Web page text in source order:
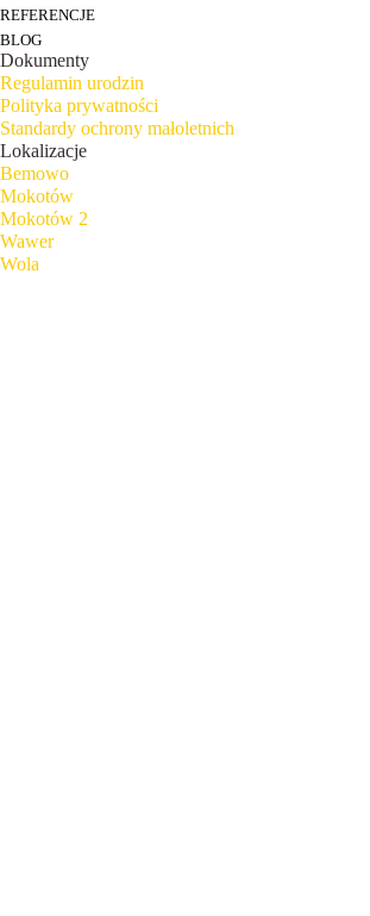
REFERENCJE
BLOG
Dokumenty
Regulamin urodzin
Polityka prywatności
Standardy ochrony małoletnich
Lokalizacje
Bemowo
Mokotów
Mokotów 2
Wawer
Wola